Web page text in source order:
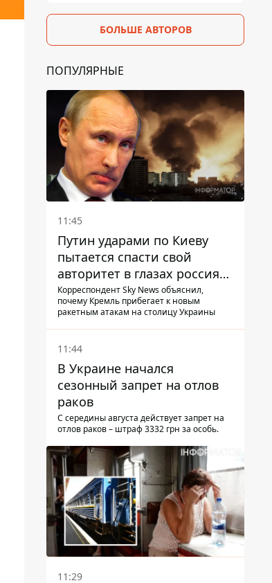
БОЛЬШЕ АВТОРОВ
ПОПУЛЯРНЫЕ
11:45
Путин ударами по Киеву
пытается спасти свой
авторитет в глазах россиян:
диктатор находится под
давлением - Sky News
Корреспондент Sky News объяснил,
почему Кремль прибегает к новым
ракетным атакам на столицу Украины
11:44
В Украине начался
сезонный запрет на отлов
раков
С середины августа действует запрет на
отлов раков – штраф 3332 грн за особь.
11:29